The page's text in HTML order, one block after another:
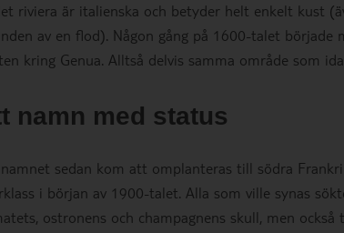
riviera är italienska och betyder helt enkelt kust
av en flod). Någon gång på 1600-talet började
kring Genua. Alltså delvis samma område som
namn med status
sedan kom att omplanteras till södra
i början av 1900-talet. Alla som ville synas
ostronens och champagnens skull, men